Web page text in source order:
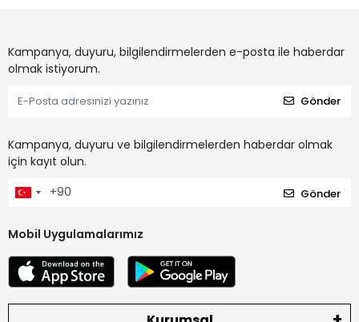
Kampanya, duyuru, bilgilendirmelerden e-posta ile haberdar
olmak istiyorum.
Gönder
Kampanya, duyuru ve bilgilendirmelerden haberdar olmak
için kayıt olun.
Gönder
Mobil Uygulamalarımız